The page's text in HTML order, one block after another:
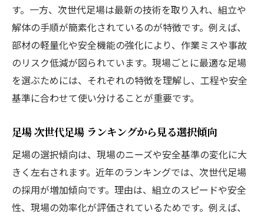
す。一方、次世代足場は最新の技術を取り入れ、組立や
解体の手順が簡素化されているのが特徴です。例えば、
部材の軽量化や安全機能の強化により、作業ミスや事故
のリスク低減が図られています。現場ごとに最適な足場
を選ぶためには、それぞれの特徴を理解し、工程や安全
基準に合わせて使い分けることが重要です。
足場 次世代足場 ランキングから見る選択傾向
足場の選択傾向は、現場のニーズや安全基準の変化に大
きく左右されます。近年のランキングでは、次世代足場
の採用が増加傾向です。理由は、組立のスピードや安全
性、現場の効率化が評価されているためです。例えば、